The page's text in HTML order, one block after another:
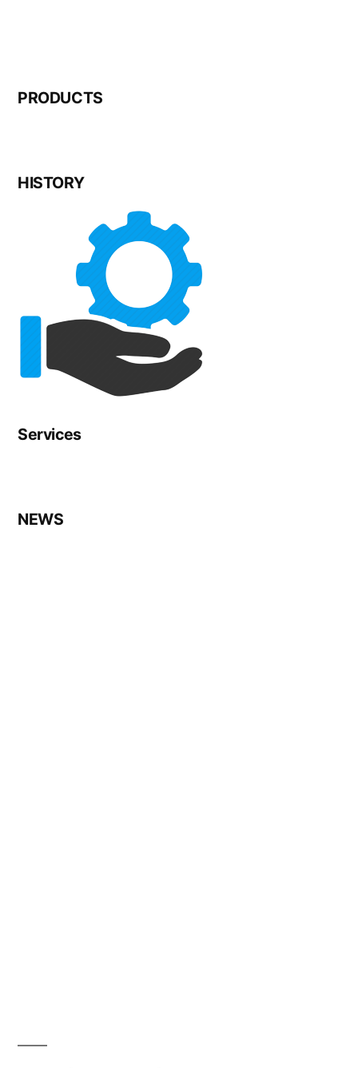
PRODUCTS
HISTORY
Services
NEWS